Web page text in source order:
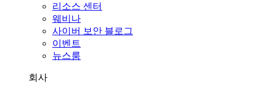
리소스 센터
웨비나
사이버 보안 블로그
이벤트
뉴스룸
회사